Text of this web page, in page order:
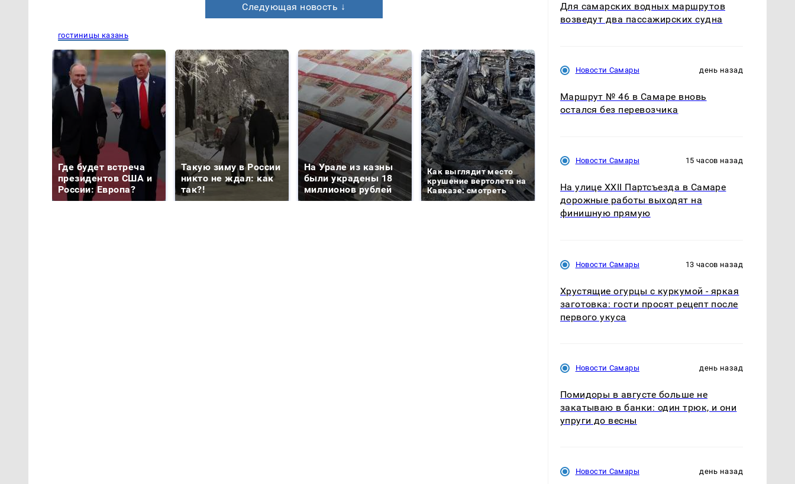
Следующая новость ↓
гостиницы казань
Где будет встреча
президентов США и
России: Европа?
Такую зиму в России
никто не ждал: как
так?!
На Урале из казны
были украдены 18
миллионов рублей
Как выглядит место
крушение вертолета на
Кавказе: смотреть
Не ешьте эту
магазина: список
В ОАЭ произошло
криптомиллионера
Для самарских водных маршрутов
возведут два пассажирских судна
Новости Самары день назад
Маршрут № 46 в Самаре вновь
остался без перевозчика
Новости Самары 15 часов назад
На улице XXII Партсъезда в Самаре
дорожные работы выходят на
финишную прямую
Новости Самары 13 часов назад
Хрустящие огурцы с куркумой - яркая
заготовка: гости просят рецепт после
первого укуса
Новости Самары день назад
Помидоры в августе больше не
закатываю в банки: один трюк, и они
упруги до весны
Новости Самары день назад